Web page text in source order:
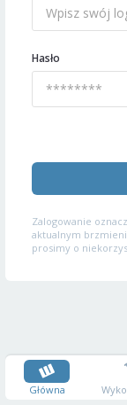
Hasło
Zalogowanie
aktualnym
prosimy o
Główna